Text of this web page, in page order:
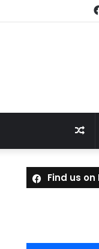
Find us